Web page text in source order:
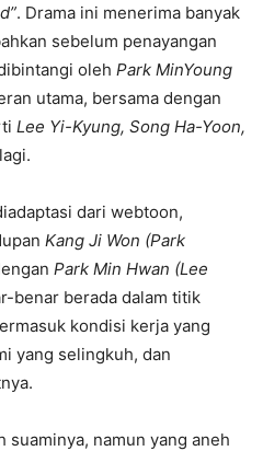
. Drama ini menerima banyak
sebelum penayangan
oleh Park MinYoung
utama, bersama dengan
Lee Yi-Kyung, Song Ha-Yoon,
dari webtoon,
Kang Ji Won (Park
Park Min Hwan (Lee
benar berada dalam titik
kondisi kerja yang
yang selingkuh, dan
suaminya, namun yang aneh